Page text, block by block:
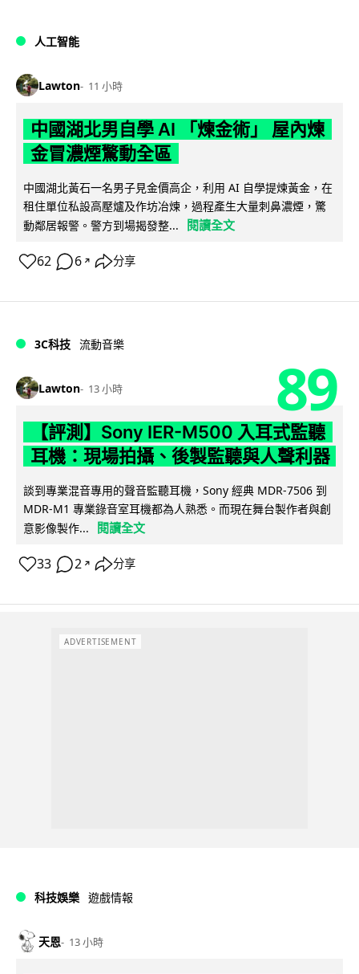
人工智能
Lawton 11 小時
中國湖北男自學 AI 「煉金術」 屋內煉
金冒濃煙驚動全區
中國湖北黃石一名男子見金價高企，利用 AI 自學提煉黃金，在
租住單位私設高壓爐及作坊冶煉，過程產生大量刺鼻濃煙，驚
動鄰居報警。警方到場揭發整...
閱讀全文
62 6 ↗ 分享
3C科技 流動音樂
Lawton 13 小時 89
【評測】Sony IER-M500 入耳式監聽
耳機：現場拍攝、後製監聽與人聲利器
談到專業混音專用的聲音監聽耳機，Sony 經典 MDR-7506 到
MDR-M1 專業錄音室耳機都為人熟悉。而現在舞台製作者與創
意影像製作...
閱讀全文
33 2 ↗ 分享
ADVERTISEMENT
科技娛樂 遊戲情報
天恩 13 小時